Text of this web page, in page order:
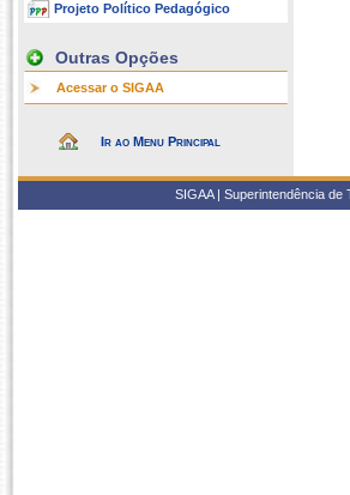
Projeto Político Pedagógico
Outras Opções
Acessar o SIGAA
Ir ao Menu Principal
SIGAA | Superintendência